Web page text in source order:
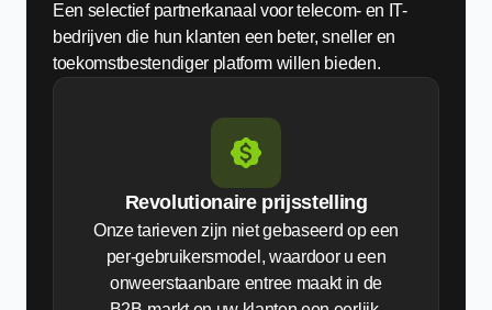
Een selectief partnerkanaal voor telecom- en IT-
bedrijven die hun klanten een beter, sneller en
toekomstbestendiger platform willen bieden.
Revolutionaire prijsstelling
Onze tarieven zijn niet gebaseerd op een
per-gebruikersmodel, waardoor u een
onweerstaanbare entree maakt in de